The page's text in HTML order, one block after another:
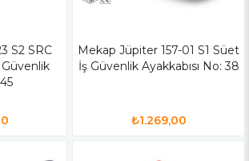
S2 SRC
Mekap Jüpiter 157-01 S1 Süet
İş Güvenlik Ayakkabısı No: 38
₺1.269,00